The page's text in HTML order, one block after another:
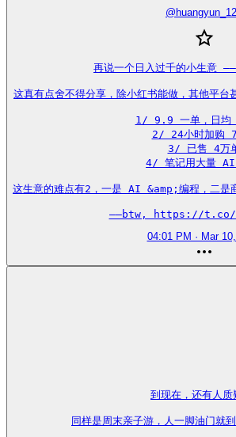
@
再说一个日入过千的小生意
这真有点舍不得分享，除小红书能做，其他平台
1/ 9.9 一单，日均
2/ 24小时加购
3/ 已售 4万
4/ 笔记用大量
这生意的难点有2，一是 AI &amp;编程，二是
——btw, https://t.co/
04:01 PM · Mar
到现在，还有人
同样是周末亲子游，人一脚油门